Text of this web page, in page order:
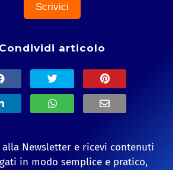
Scrivici
Condividi articolo
Newsletter e ricevi contenuti
in modo semplice e pratico,